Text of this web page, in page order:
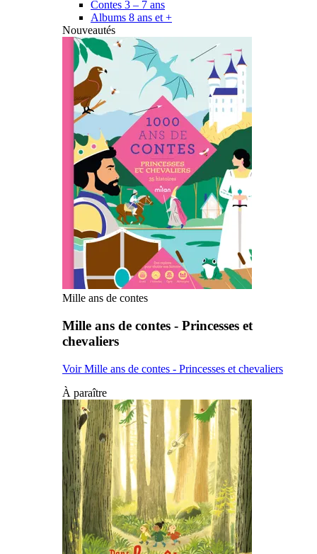
Contes 3 – 7 ans
Albums 8 ans et +
Nouveautés
Mille ans de contes
Mille ans de contes - Princesses et
chevaliers
Voir Mille ans de contes - Princesses et chevaliers
À paraître